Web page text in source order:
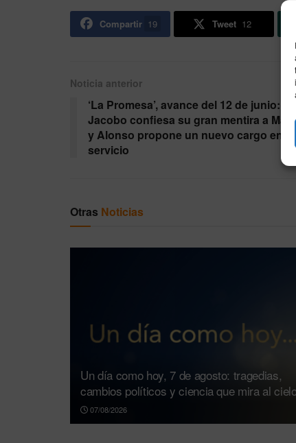
Compartir 19 Tweet 12
Noticia anterior
‘La Promesa’, avance del 12 de junio:
Jacobo confiesa su gran mentira a
y Alonso propone un nuevo cargo en el
servicio
Otras Noticias
Un día como hoy, 7 de agosto: tragedias,
cambios políticos y ciencia que mira al
07/08/2026